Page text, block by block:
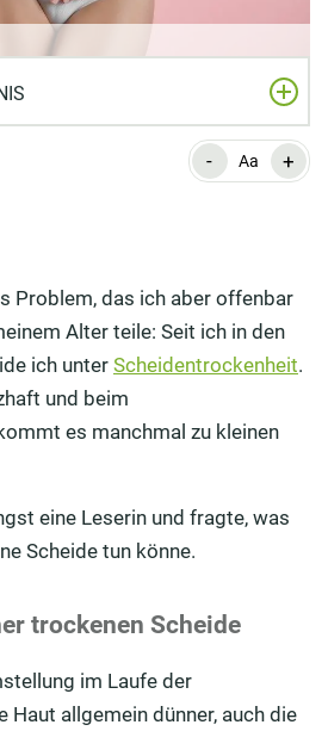
trockenen Scheide
und rezeptfreie
Scheidentrockenheit
Sie einer trockenen Scheide
- Aa +
Problem, das ich aber offenbar
Alter teile: Seit ich in den
ich unter Scheidentrockenheit.
und beim
es manchmal zu kleinen
eine Leserin und fragte, was
Scheide tun könne.
trockenen Scheide
im Laufe der
Haut allgemein dünner, auch die